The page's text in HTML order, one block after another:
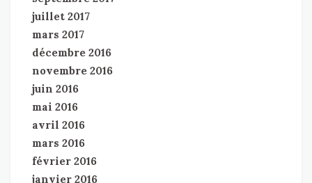
juillet 2017
mars 2017
décembre 2016
novembre 2016
juin 2016
mai 2016
avril 2016
mars 2016
février 2016
janvier 2016